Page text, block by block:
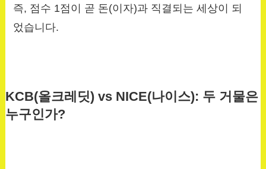
즉, 점수 1점이 곧 돈(이자)과 직결되는 세상이 되
었습니다.
KCB(올크레딧) vs NICE(나이스): 두 거물은
누구인가?